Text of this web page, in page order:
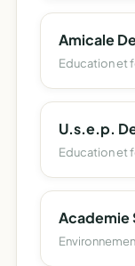
Education et
U.s.e.p.
Education et
Academie